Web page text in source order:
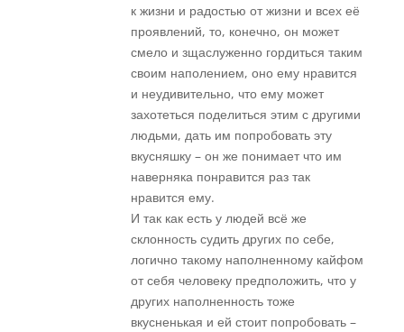
к жизни и радостью от жизни и всех её
проявлений, то, конечно, он может
смело и зщаслуженно гордиться таким
своим наполением, оно ему нравится
и неудивительно, что ему может
захотеться поделиться этим с другими
людьми, дать им попробовать эту
вкусняшку – он же понимает что им
наверняка понравится раз так
нравится ему.
И так как есть у людей всё же
склонность судить других по себе,
логично такому наполненному кайфом
от себя человеку предположить, что у
других наполненность тоже
вкусненькая и ей стоит попробовать –